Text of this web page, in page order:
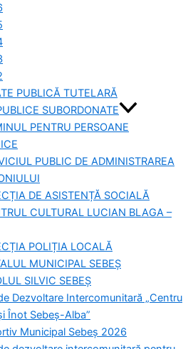
PUBLICĂ TUTELARĂ
SUBORDONATE
PENTRU PERSOANE
PUBLIC DE ADMINISTRAREA
DE ASISTENȚĂ SOCIALĂ
CULTURAL LUCIAN BLAGA –
POLIȚIA LOCALĂ
MUNICIPAL SEBEȘ
SILVIC SEBEȘ
Dezvoltare Intercomunitară „Centru
Înot Sebeș-Alba”
Municipal Sebeș 2026